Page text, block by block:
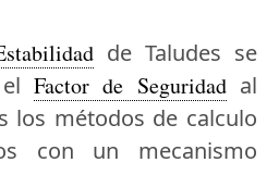
de Taludes se
Factor de Seguridadal
los métodos de calculo
con un mecanismo